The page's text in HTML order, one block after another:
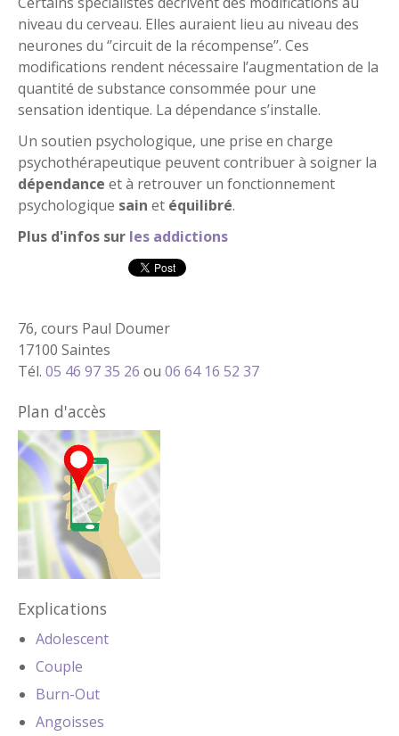
niveau du cerveau. Elles auraient lieu au niveau des
neurones du ‘’circuit de la récompense’’. Ces
modifications rendent nécessaire l’augmentation de la
quantité de substance consommée pour une
sensation identique. La dépendance s’installe.
Un soutien psychologique, une prise en charge
psychothérapeutique peuvent contribuer à soigner la
dépendance et à retrouver un fonctionnement
psychologique sain et équilibré.
Plus d'infos sur les addictions
76, cours Paul Doumer
17100 Saintes
Tél. 05 46 97 35 26 ou 06 64 16 52 37
Plan d'accès
Explications
Adolescent
Couple
Burn-Out
Angoisses